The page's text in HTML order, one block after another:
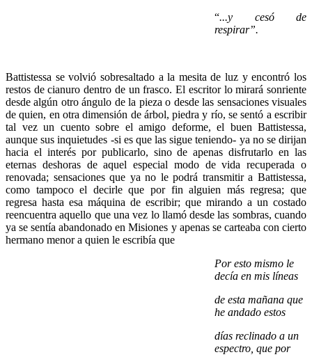
“...y cesó de
respirar”.
Battistessa se volvió sobresaltado a la mesita de luz y encontró los
restos de cianuro dentro de un frasco. El escritor lo mirará sonriente
desde algún otro ángulo de la pieza o desde las sensaciones visuales
de quien, en otra dimensión de árbol, piedra y río, se sentó a escribir
tal vez un cuento sobre el amigo deforme, el buen Battistessa,
aunque sus inquietudes -si es que las sigue teniendo- ya no se dirijan
hacia el interés por publicarlo, sino de apenas disfrutarlo en las
eternas deshoras de aquel especial modo de vida recuperada o
renovada; sensaciones que ya no le podrá transmitir a Battistessa,
como tampoco el decirle que por fin alguien más regresa; que
regresa hasta esa máquina de escribir; que mirando a un costado
reencuentra aquello que una vez lo llamó desde las sombras, cuando
ya se sentía abandonado en Misiones y apenas se carteaba con cierto
hermano menor a quien le escribía que
Por esto mismo le
decía en mis líneas
de esta mañana que
he andado estos
días reclinado a un
espectro, que por